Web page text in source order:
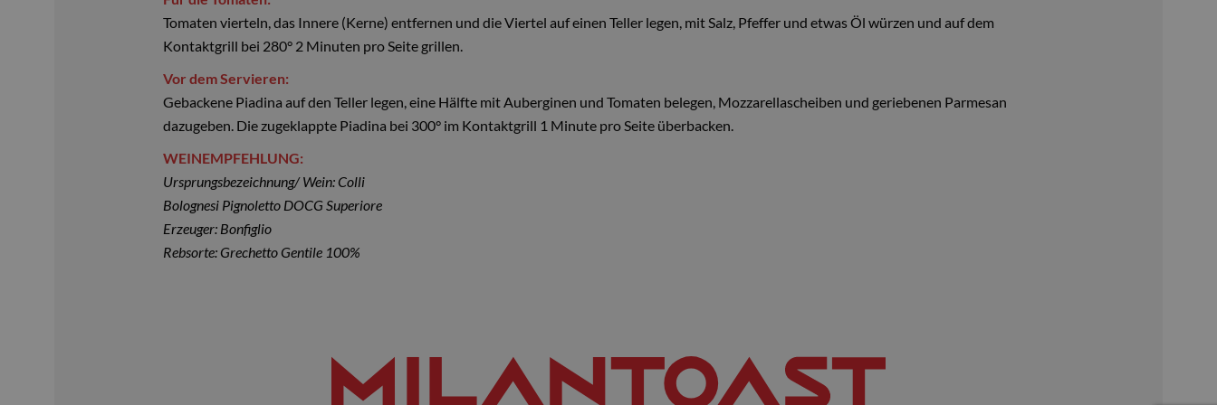
Tomaten vierteln, das Innere (Kerne) entfernen und die Viertel auf einen Teller legen, mit Salz, Pfeffer und etwas Öl würzen und auf dem
Kontaktgrill bei 280° 2 Minuten pro Seite grillen.
Vor dem Servieren:
Gebackene Piadina auf den Teller legen, eine Hälfte mit Auberginen und Tomaten belegen, Mozzarellascheiben und geriebenen Parmesan
dazugeben. Die zugeklappte Piadina bei 300° im Kontaktgrill 1 Minute pro Seite überbacken.
WEINEMPFEHLUNG:
Ursprungsbezeichnung/ Wein: Colli
Bolognesi Pignoletto DOCG Superiore
Erzeuger: Bonfiglio
Rebsorte: Grechetto Gentile 100%